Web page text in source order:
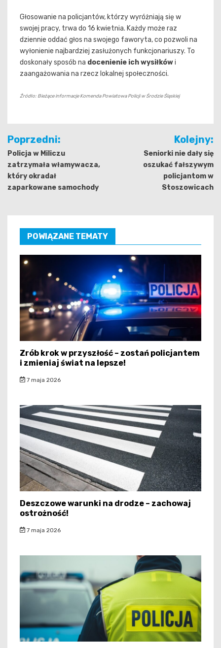
Głosowanie na policjantów, którzy wyróżniają się w
swojej pracy, trwa do 16 kwietnia. Każdy może raz
dziennie oddać głos na swojego faworyta, co pozwoli na
wyłonienie najbardziej zasłużonych funkcjonariuszy. To
doskonały sposób na docenienie ich wysiłkówi
zaangażowania na rzecz lokalnej społeczności.
Źródło: Bieżące informacje Komenda Powiatowa Policji w Środzie Śląskiej
Nawigacja
wpisu
Poprzedni:
Policja w Miliczu
zatrzymała włamywacza,
który okradał
zaparkowane samochody
Kolejny:
Seniorki nie dały się
oszukać fałszywym
policjantom w
Stoszowicach
POWIĄZANE TEMATY
Zrób krok w przyszłość – zostań policjantem
i zmieniaj świat na lepsze!
7 maja 2026
Deszczowe warunki na drodze – zachowaj
ostrożność!
7 maja 2026